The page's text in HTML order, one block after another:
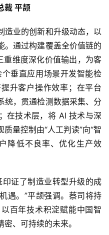
裁 平颉
造业的创新和升级动态，以
。通过构建覆盖全价值链的
重维度深化价值输出，为客
垂直应用场景开发智能检
升客户操作效率；在平台
统，贯通检测数据采集、分
在技术层，将 AI 技术与深
量控制由“人工判读”向“智
降低不良率、优化生产效
证了制造业转型升级的成
遇。”平颉强调。蔡司将持
百年技术积淀赋能中国智
、可持续的未来。